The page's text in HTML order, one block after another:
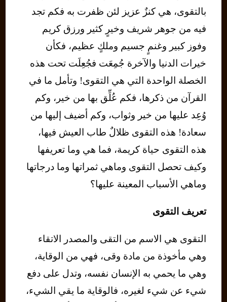
بالتقوى، هي كنزٌ عزيز لئن ظفرت به فكم تجد
فيه من جوهر شريف وخيرٍ كثير ورزق كريم
وفوز كبير وغنمٍ جسيم وملكٍ عظيم، فكأن
خيرات الدنيا والآخرة جُمِعَت فجُعِلَت تحت هذه
الخصلة الواحدة التي هي التقوى! وتأمل ما في
القرآن من ذكرها، فكم عُلِّق بها من خير، وكم
وُعِد عليها من خير وثواب، وكم أضيف إليها من
سعادة! هذه التقوى ظلالٌ طاب العيش فيها،
هذه التقوى حياة كريمة، فما هي وما تعريفها
وكيف تحصل التقوى وماهي ثمراتها وما درجاتها
وماهي الأسباب المعينة عليها؟
تعريف التقوى
التقوى هي الاسم من التقى والمصدر الاتقاء
وهي مأخوذة من مادة وقى، فهي من الوقاية،
وهي ما يحمي به الإنسان نفسه، وتدل على دفع
شيء عن شيء لغيره، فالوقاية ما يقي الشيء،